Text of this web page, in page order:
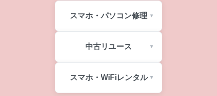
スマホ・パソコン修理
中古リユース
スマホ・WiFiレンタル